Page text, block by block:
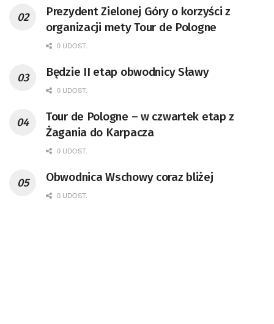
Prezydent Zielonej Góry o korzyści z
organizacji mety Tour de Pologne
0 UDOST.
Będzie II etap obwodnicy Sławy
0 UDOST.
Tour de Pologne – w czwartek etap z
Żagania do Karpacza
0 UDOST.
Obwodnica Wschowy coraz bliżej
0 UDOST.